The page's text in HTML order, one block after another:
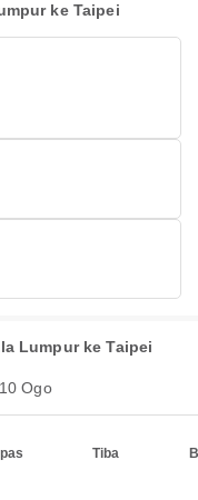
ke Taipei
Lumpur ke Taipei
Ogo
Tiba